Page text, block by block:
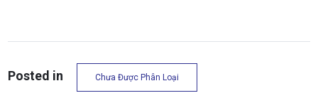
Posted in Chưa Được Phân Loại